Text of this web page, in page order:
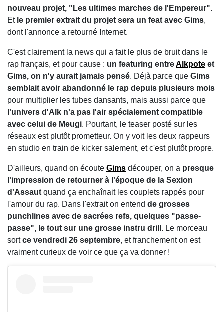
nouveau projet, "Les ultimes marches de l'Empereur".
Et le premier extrait du projet sera un feat avec Gims,
dont l'annonce a retourné Internet.
C'est clairement la news qui a fait le plus de bruit dans le
rap français, et pour cause : un featuring entreAlkpote et
Gims, on n'y aurait jamais pensé. Déjà parce que Gims
semblait avoir abandonné le rap depuis plusieurs mois
pour multiplier les tubes dansants, mais aussi parce que
l'univers d'Alk n'a pas l'air spécialement compatible
avec celui de Meugi. Pourtant, le teaser posté sur les
réseaux est plutôt prometteur. On y voit les deux rappeurs
en studio en train de kicker salement, et c'est plutôt propre.
D'ailleurs, quand on écoute Gims découper, on a presque
l'impression de retourner à l'époque de la Sexion
d'Assaut quand ça enchaînait les couplets rappés pour
l'amour du rap. Dans l'extrait on entend de grosses
punchlines avec de sacrées refs, quelques "passe-
passe", le tout sur une grosse instru drill. Le morceau
sortce vendredi 26 septembre, et franchement on est
vraiment curieux de voir ce que ça va donner !